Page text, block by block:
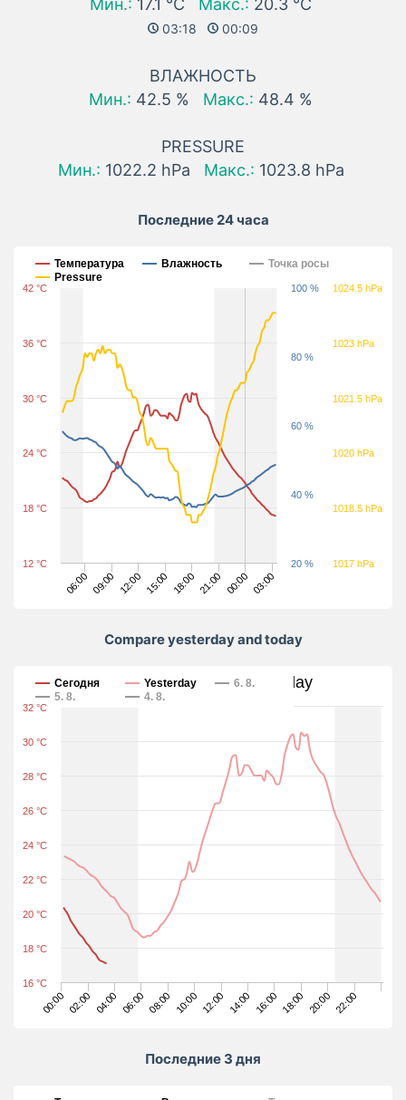
Мин.: 17.1 °C Макс.: 20.3 °C
03:18 00:09
ВЛАЖНОСТЬ
Мин.: 42.5 % Макс.: 48.4 %
PRESSURE
Мин.: 1022.2 hPa Макс.: 1023.8 hPa
Последние 24 часа
Последние 24 часа
Температура Влажность
Точка росы
Pressure
06:00 12:00 18:00 00:00
09:00 15:00 21:00 03:00
12 °C
18 °C
24 °C
30 °C
36 °C
42 °C
40 %
60 %
80 %
100 %
20 % 1017 hPa
1018.5 hPa
1020 hPa
1021.5 hPa
1023 hPa
1024.5 hPa
Compare yesterday and today
Compare yesterday and today
Сегодня Yesterday
6. 8.
5. 8.
4. 8.
00:00 02:00 04:00 06:00 08:00 10:00 12:00 14:00 16:00 18:00 20:00 22:00
16 °C
18 °C
20 °C
22 °C
24 °C
26 °C
28 °C
30 °C
32 °C
Последние 3 дня